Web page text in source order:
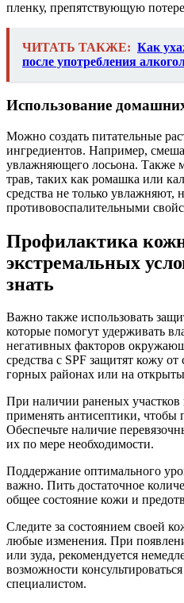
пленку, препятствующую
ЧИТАТЬ ТАКЖЕ: Как
после употребления
Использование
Можно создать питательные
ингредиентов. Например,
увлажняющего лосьона. Также
трав, таких как ромашка или
средства не только увлажняют,
противовоспалительными
Профилактика
экстремальных
знать
Важно также использовать
которые помогут удерживать
негативных факторов
средства с SPF защитят кожу
горных районах или на
При наличии раненых участков
применять антисептики, чтобы
Обеспечьте наличие
их по мере необходимости.
Поддержание оптимального
важно. Пить достаточное
общее состояние кожи и
Следите за состоянием своей
любые изменения. При
или зуда, рекомендуется
возможности
специалистом.